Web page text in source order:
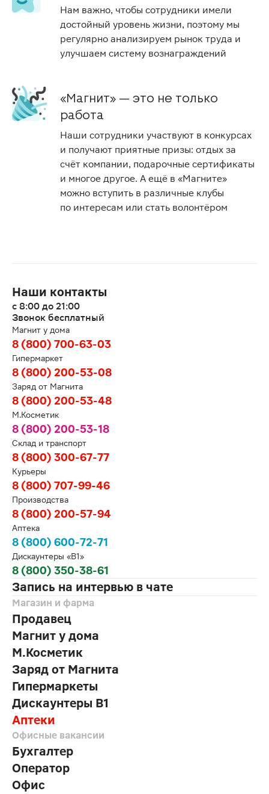
Нам важно, чтобы сотрудники имели
достойный уровень жизни, поэтому мы
регулярно анализируем рынок труда и
улучшаем систему вознаграждений
«Магнит» — это не только
работа
Наши сотрудники участвуют в конкурсах
и получают приятные призы: отдых за
счёт компании, подарочные сертификаты
и многое другое. А ещё в «Магните»
можно вступить в различные клубы
по интересам или стать волонтёром
Наши контакты
с 8:00 до 21:00
Звонок бесплатный
Магнит у дома
8 (800) 700-63-03
Гипермаркет
8 (800) 200-53-08
Заряд от Магнита
8 (800) 200-53-48
М.Косметик
8 (800) 200-53-18
Склад и транспорт
8 (800) 300-67-77
Курьеры
8 (800) 707-99-46
Производства
8 (800) 200-57-94
Аптека
8 (800) 600-72-71
Дискаунтеры «В1»
8 (800) 350-38-61
Запись на интервью в чате
Магазин и фарма
Продавец
Магнит у дома
М.Косметик
Заряд от Магнита
Гипермаркеты
Дискаунтеры В1
Аптеки
Офисные вакансии
Бухгалтер
Оператор
Офис